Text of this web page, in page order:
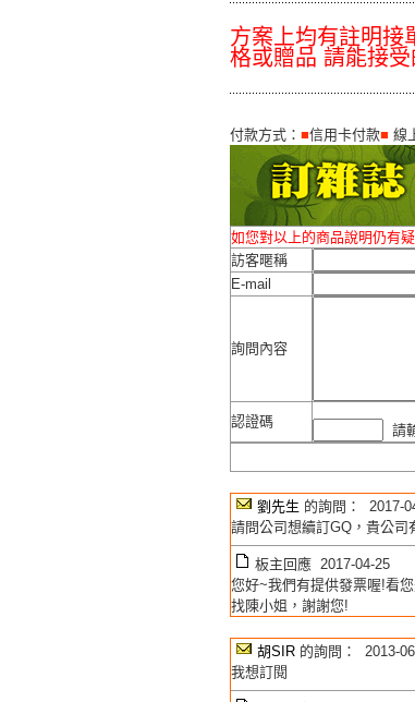
方案上均有註明接
格或贈品 請能接
付款方式： ■信用卡付款■ 線
如您對以上的商品說明仍有
訪客暱稱
E-mail
詢問內容
認證碼
請
劉先生 的詢問： 2017-
請問公司想續訂GQ，貴公司
板主回應 2017-04-25
您好~我們有提供發票喔!看
找陳小姐，謝謝您!
胡SIR 的詢問： 2013-
我想訂閱